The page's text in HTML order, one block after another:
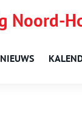
Noord-
NIEUWS